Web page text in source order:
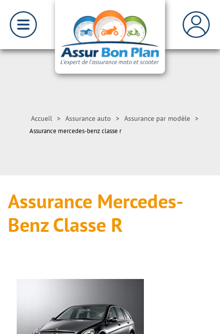
Accueil > Assurance auto > Assurance par modèle >
Assurance mercedes-benz classe r
Assurance Mercedes-
Benz Classe R